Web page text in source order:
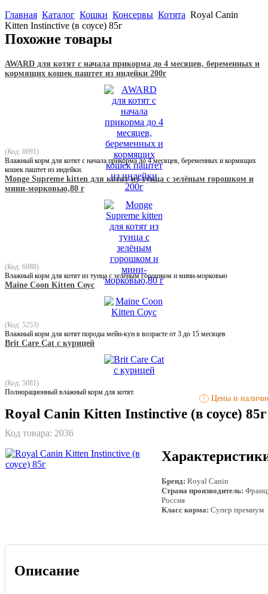
Главная Каталог Кошки Консервы Котята Royal Canin
Kitten Instinctive (в соусе) 85г
Похожие товары
AWARD для котят с начала прикорма до 4 месяцев, беременных и
кормящих кошек паштет из индейки 200г
(Код: 6091)
Влажный корм для котят с начала прикорма до 4 месяцев, беременных и кормящих
кошек паштет из индейки.
Monge Supreme kitten для котят из тунца с зелёным горошком и
мини-морковью,80 г
(Код: 6088)
Влажный корм для котят из тунца с зелёным горошком и мини-морковью
Maine Coon Kitten Соус
(Код: 5253)
Влажный корм для котят породы мейн-кун в возрасте от 3 до 15 месяцев
Brit Care Cat с курицей
(Код: 5081)
Полнорационный влажный корм для котят.
! Цены и
Royal Canin Kitten Instinctive (в соусе) 85г
Код товара: 2036
Бренд: Royal Canin
Страна производитель:
Россия
Класс корма: Супер премиум
Описание